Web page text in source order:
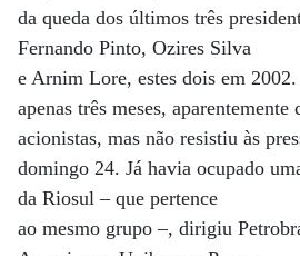
da queda dos últimos três
Fernando Pinto, Ozires Silva
e Arnim Lore, estes dois em
apenas três meses,
acionistas, mas não resistiu às
domingo 24. Já havia ocupado
da Riosul – que pertence
ao mesmo grupo –, dirigiu